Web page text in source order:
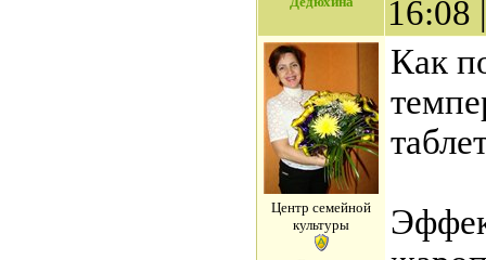
Центр семейной
культуры
Как